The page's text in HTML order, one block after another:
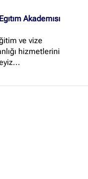
Akademısı
ve vize
hizmetlerini